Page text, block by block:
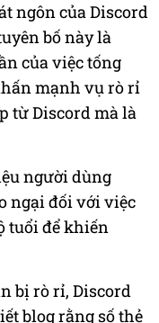
ngôn của Discord
bố này là
của việc tống
mạnh vụ rò rỉ
từ Discord mà là
người dùng
ngại đối với việc
tuổi để khiến
bị rò rỉ, Discord
blog rằng số thẻ